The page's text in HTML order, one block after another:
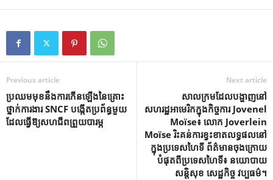
Previous article
ប្រឈមមុខនឹងការកើនឡើងនៃគ្រោះ
ថ្នាក់ការងារ SNCF បង្កើតប្រព័ន្ធមួយ
ដែលធ្វើឱ្យសហជីពព្រួយបារម្ភ
Next article
សាលក្រមដែលបង្ហាញនៅ
សហរដ្ឋអាមេរិកក្នុងកិច្ចការ Jovenel
Moïse៖ លោក Joverlein
Moïse រិះគន់ការខ្វះខាតលទ្ធផលនៅ
ក្នុងប្រទេសហៃទី ព័ត៌មានចុងក្រោយ
បំផុតពីប្រទេសហៃទី៖ នយោបាយ
សន្តិសុខ សេដ្ឋកិច្ច វប្បធម៌។